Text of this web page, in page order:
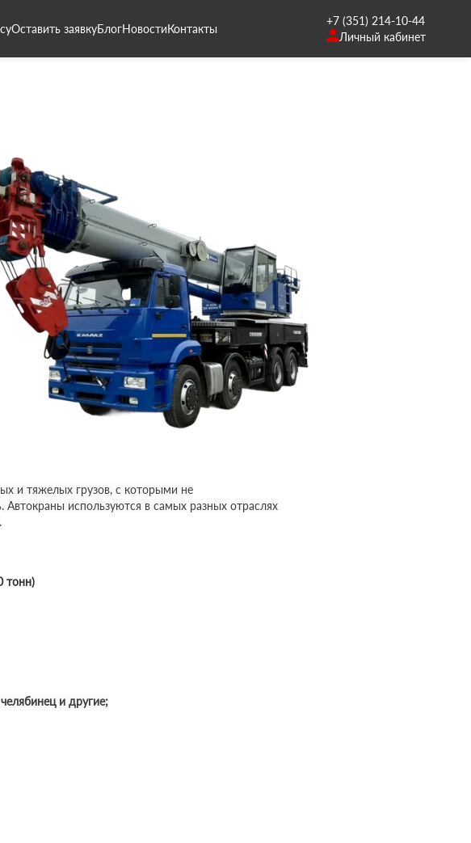
Оставить заявкуБлогНовостиКонтакты
+7 (351) 214-10-44
Личный кабинет
и тяжелых грузов, с которыми не
используются в самых разных отраслях
тонн)
и другие;